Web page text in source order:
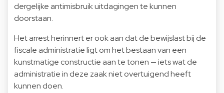
dergelijke antimisbruik uitdagingen te kunnen
doorstaan.
Het arrest herinnert er ook aan dat de bewijslast bij de
fiscale administratie ligt om het bestaan van een
kunstmatige constructie aan te tonen — iets wat de
administratie in deze zaak niet overtuigend heeft
kunnen doen.